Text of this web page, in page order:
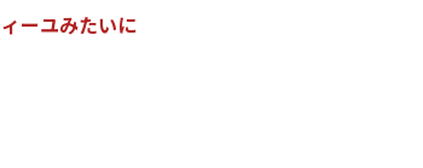
ィーユみたいに